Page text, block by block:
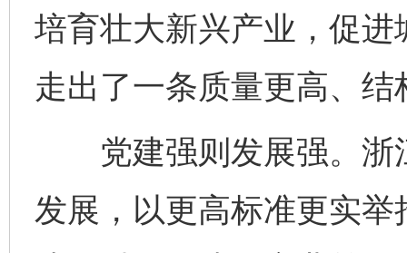
培育壮大新兴产业，促
走出了一条质量更高、
党建强则发展强。浙
发展，以更高标准更实